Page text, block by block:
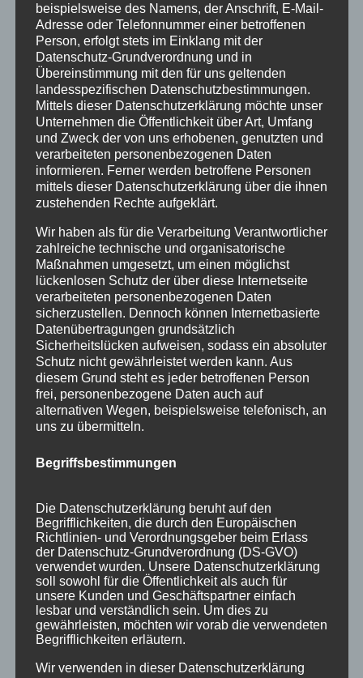
OktoberNest – freie Ferienwohnungen
Oberstdorf im Oktober
von HausPartale|Sep. 30, 2021|Allgäu,
Ferienwohnungen,Haus Partale,Oberstdorf
statt OktoberFest – Ihr OktoberNest wir haben
noch gemütliche freie Ferienwohnungen im
Oktober und laden Sie herzlich dazu ein,
Oberstdorf im Oktober zu erleben… Der Herbst
im Allgäu ist immer ein ganz besonderes
Erlebnis – es ist die Jahreszeit zum...
« Ältere Einträge
Veranstaltungen im August 2026 in Oberstdorf
Oberstdorf im Mai – perfekter Frühlingsurlaub
im Allgäu
Extra Rabatt im März
Traveller Review Award 2026
Blog Archiv
Blog
beispielsweise des Namens, der Anschrift, E-Mail-
Adresse oder Telefonnummer einer betroffenen
Person, erfolgt stets im Einklang mit der
Datenschutz-Grundverordnung und in
Übereinstimmung mit den für uns geltenden
landesspezifischen Datenschutzbestimmungen.
Mittels dieser Datenschutzerklärung möchte unser
Unternehmen die Öffentlichkeit über Art, Umfang
und Zweck der von uns erhobenen, genutzten und
verarbeiteten personenbezogenen Daten
informieren. Ferner werden betroffene Personen
mittels dieser Datenschutzerklärung über die ihnen
zustehenden Rechte aufgeklärt.
Wir haben als für die Verarbeitung Verantwortlicher
zahlreiche technische und organisatorische
Maßnahmen umgesetzt, um einen möglichst
lückenlosen Schutz der über diese Internetseite
verarbeiteten personenbezogenen Daten
sicherzustellen. Dennoch können Internetbasierte
Datenübertragungen grundsätzlich
Sicherheitslücken aufweisen, sodass ein absoluter
Schutz nicht gewährleistet werden kann. Aus
diesem Grund steht es jeder betroffenen Person
frei, personenbezogene Daten auch auf
alternativen Wegen, beispielsweise telefonisch, an
uns zu übermitteln.
Begriffsbestimmungen
Die Datenschutzerklärung beruht auf den
Begrifflichkeiten, die durch den Europäischen
Richtlinien- und Verordnungsgeber beim Erlass
der Datenschutz-Grundverordnung (DS-GVO)
verwendet wurden. Unsere Datenschutzerklärung
soll sowohl für die Öffentlichkeit als auch für
unsere Kunden und Geschäftspartner einfach
lesbar und verständlich sein. Um dies zu
gewährleisten, möchten wir vorab die verwendeten
Begrifflichkeiten erläutern.
Wir verwenden in dieser Datenschutzerklärung